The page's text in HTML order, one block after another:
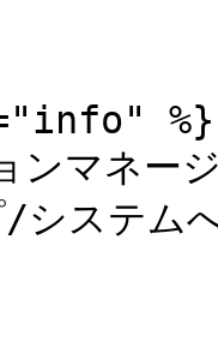
%}
ンマネー
システム